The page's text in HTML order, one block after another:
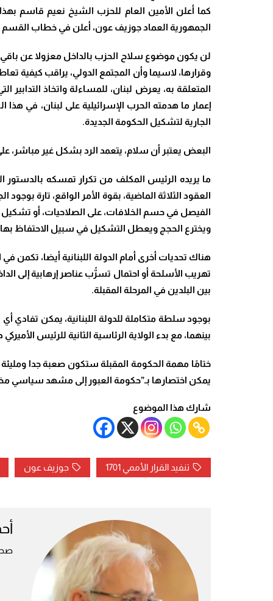
كما أعلن الأمين العام للحزب الشيخ نعيم قاسم
الجمهورية العماد جوزيف عون، أعلن في خطاب القسم
وقرارها، لاسيما وأن المجتمع الدولي، يراقب كيفية
المتعلقة به، يعرض لبنان، للمساءلة واتخاذ
إعمار ما هدمته الحرب الإسرائيلية على لبنان، في
الجارية لتشكيل الحكومة الجديدة.
البعض يعتبر أن سلام، يتعمد الرد بشكل غير مباشر،
ما يريده الرئيس المكلف من تكرار تمسكه بالدستور
العقود الثلاثة الماضية، بقوة الأمر الواقع، تارة
الفيصل في حسم الخلافات، على الصلاحيات، أو
ويخترع الحجج ويعطل التشكيل في سبيل الاحتفاظ بها
هناك تحديات أخرى أمام الدولة اللبنانية أيضا،
تهريب الأسلحة أو احتمال تسرُّب عناصر إرهابية إلى
بين البلدين في المرحلة المقبلة.
بوجود سلطة متكاملة للدولة اللبنانية، يمكن تفادي
بينهما، مع بدء الولاية الرئاسية الثانية للرئيس
ختامًا مهمة الحكومة المقبلة ستكون صعبة جدا
يمكن اختصارها بـ”حكومة العبور إلى مشهد سياسي
شارك هذا الموضوع
تنفيد القرار الأممي 1701 جوزيف عون